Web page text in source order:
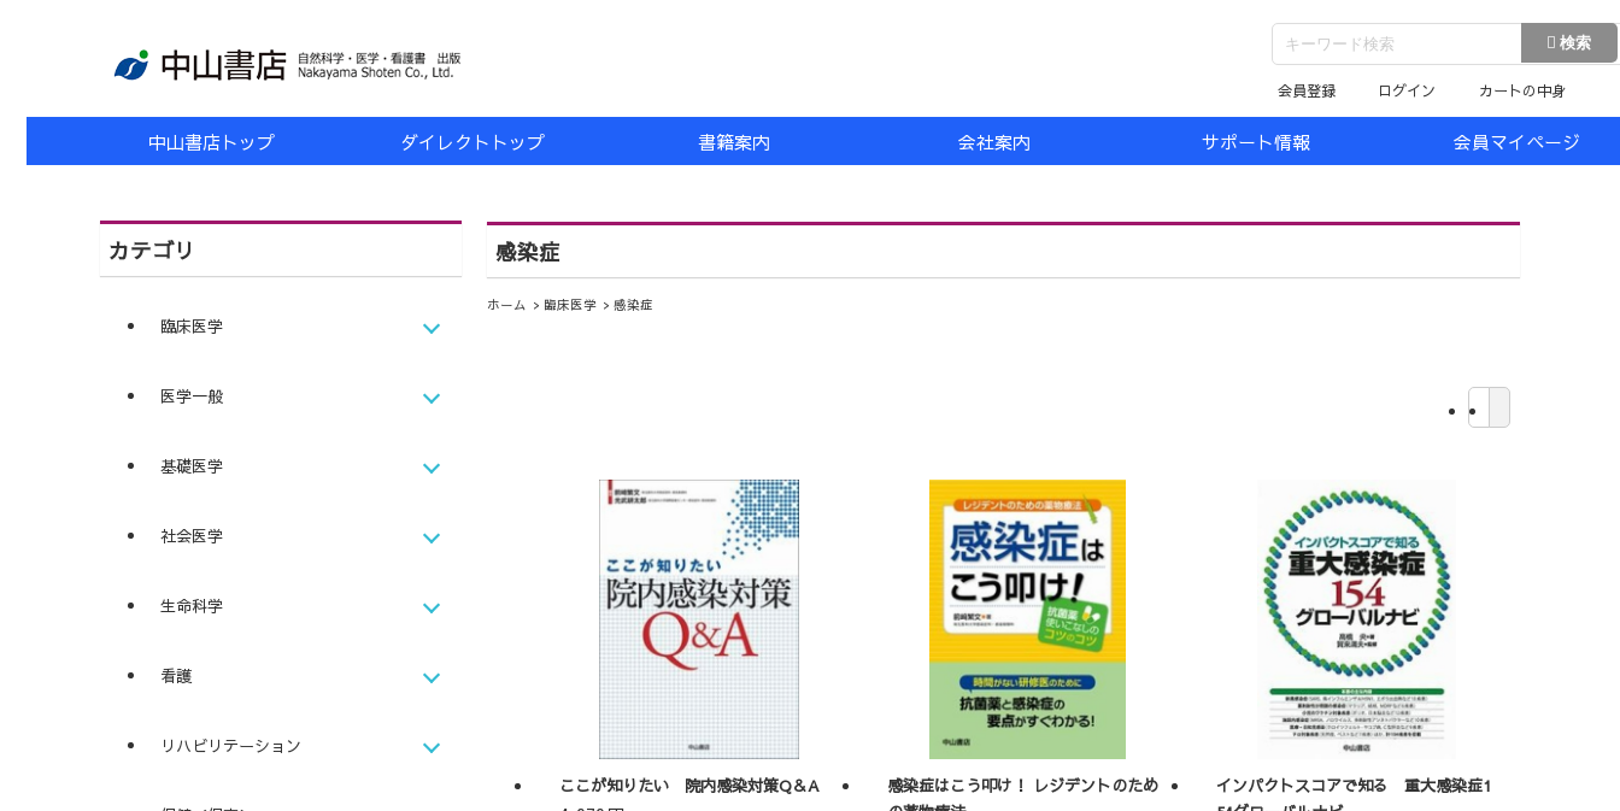
会員登録 ログイン カートの中身
中山書店トップ ダイレクトトップ 書籍案内 会社案内 サポート情報 会員マイページ
感染症
ホーム 臨床医学 感染症
ここが知りたい 院内感染対策Q＆A
感染症はこう叩け！ レジデントのため
インパクトスコアで知る 重大感染症1
カテゴリ
臨床医学
医学一般
基礎医学
社会医学
生命科学
看護
リハビリテーション